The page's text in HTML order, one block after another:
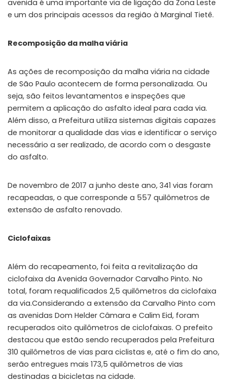
avenida é uma importante via de ligação da Zona Leste
e um dos principais acessos da região à Marginal Tietê.
Recomposição da malha viária
As ações de recomposição da malha viária na cidade
de São Paulo acontecem de forma personalizada. Ou
seja, são feitos levantamentos e inspeções que
permitem a aplicação do asfalto ideal para cada via.
Além disso, a Prefeitura utiliza sistemas digitais capazes
de monitorar a qualidade das vias e identificar o serviço
necessário a ser realizado, de acordo com o desgaste
do asfalto.
De novembro de 2017 a junho deste ano, 341 vias foram
recapeadas, o que corresponde a 557 quilômetros de
extensão de asfalto renovado.
Ciclofaixas
Além do recapeamento, foi feita a revitalização da
ciclofaixa da Avenida Governador Carvalho Pinto. No
total, foram requalificados 2,5 quilômetros da ciclofaixa
da via.Considerando a extensão da Carvalho Pinto com
as avenidas Dom Helder Câmara e Calim Eid, foram
recuperados oito quilômetros de ciclofaixas. O prefeito
destacou que estão sendo recuperados pela Prefeitura
310 quilômetros de vias para ciclistas e, até o fim do ano,
serão entregues mais 173,5 quilômetros de vias
destinadas a bicicletas na cidade.